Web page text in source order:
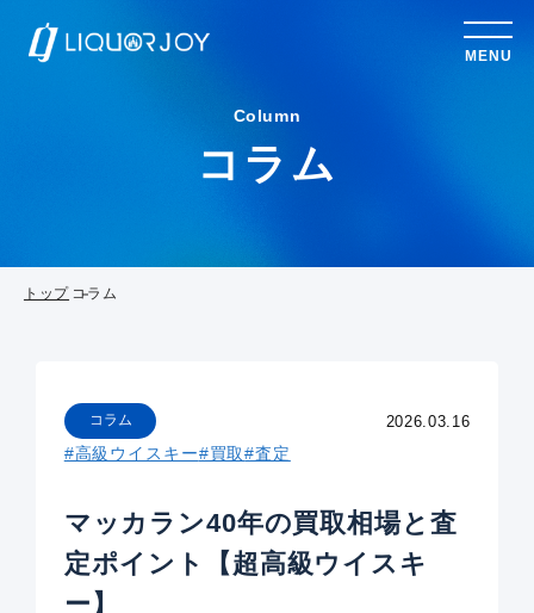
MENU
Column
コラム
トップ コラム
2026.03.16
コラム
#高級ウイスキー#買取#査定
マッカラン40年の買取相場と査
定ポイント【超高級ウイスキ
ー】